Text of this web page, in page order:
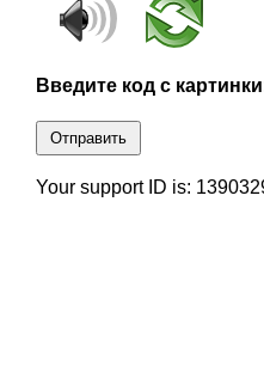
Введите код с
Отправить
Your support ID is: